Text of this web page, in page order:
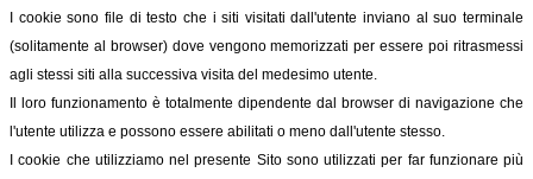
I cookie sono file di testo che i siti visitati dall'utente inviano al suo terminale
(solitamente al browser) dove vengono memorizzati per essere poi ritrasmessi
agli stessi siti alla successiva visita del medesimo utente.
Il loro funzionamento è totalmente dipendente dal browser di navigazione che
l'utente utilizza e possono essere abilitati o meno dall'utente stesso.
I cookie che utilizziamo nel presente Sito sono utilizzati per far funzionare più